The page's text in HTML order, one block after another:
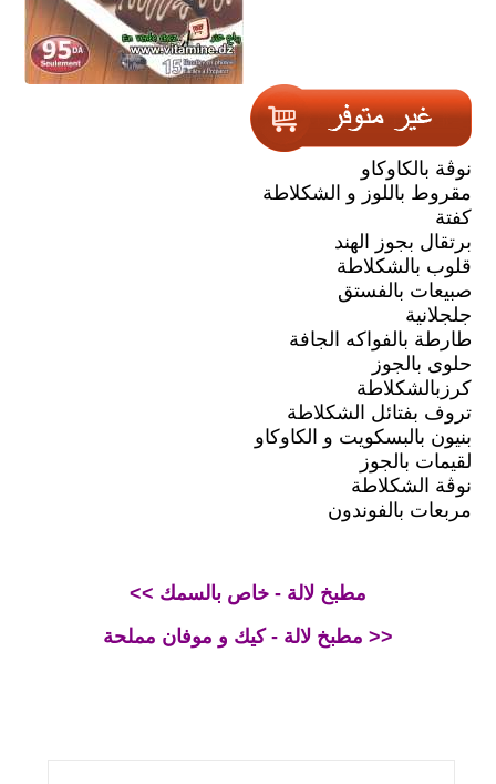
نوڨة بالكاوكاو
مقروط باللوز و الشكلاطة
كفتة
برتقال بجوز الهند
قلوب بالشكلاطة
صبيعات بالفستق
جلجلانية
طارطة بالفواكه الجافة
حلوى بالجوز
كرزبالشكلاطة
تروف بفتائل الشكلاطة
بنيون بالبسكويت و الكاوكاو
لقيمات بالجوز
نوڨة الشكلاطة
مربعات بالفوندون
<< مطبخ لالة - خاص بالسمك
مطبخ لالة - كيك و موفان مملحة >>